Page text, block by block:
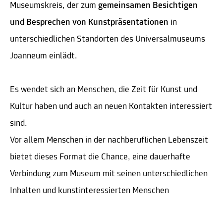
Museumskreis, der zum gemeinsamen Besichtigen
und Besprechen von Kunstpräsentationen in
unterschiedlichen Standorten des Universalmuseums
Joanneum einlädt.
Es wendet sich an Menschen, die Zeit für Kunst und
Kultur haben und auch an neuen Kontakten interessiert
sind.
Vor allem Menschen in der nachberuflichen Lebenszeit
bietet dieses Format die Chance, eine dauerhafte
Verbindung zum Museum mit seinen unterschiedlichen
Inhalten und kunstinteressierten Menschen